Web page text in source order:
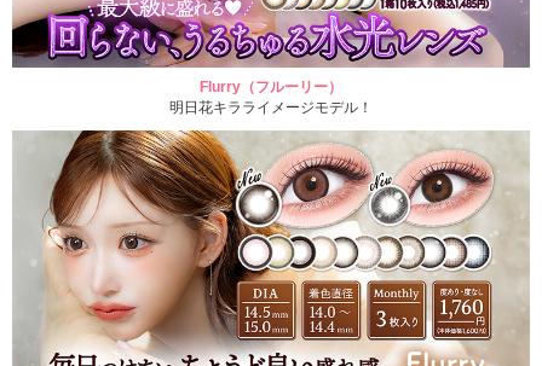
Flurry（フルーリー）
明日花キラライメージモデル！